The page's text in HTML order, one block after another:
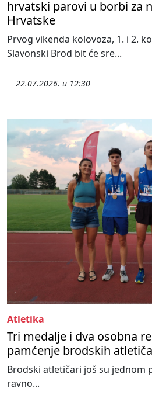
hrvatski parovi u borbi za
Hrvatske
Prvog vikenda kolovoza, 1. i 2.
Slavonski Brod bit će sre...
22.07.2026. u 12:30
Atletika
Tri medalje i dva osobna
pamćenje brodskih
Brodski atletičari još su jednom
ravno...